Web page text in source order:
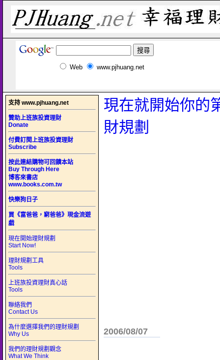
Web www.pjhuang.net
支持 www.pjhuang.net
贊助上班族投資理財
Donate
付費訂閱上班族投資理財
Subscribe
按此連結購物可回饋本站
Buy Through Here
博客來書店
www.books.com.tw
快樂狗日子
買《富爸爸，窮爸爸》現金流遊
戲
現在開始理財規劃
Start Now!
理財規劃工具
Tools
上班族投資理財真心話
Tools
聯絡我們
Contact Us
為什麼選擇我們的理財規劃
Why Us
我們的理財規劃觀念
What We Think
現在就開始你的
財規劃
2006/08/07